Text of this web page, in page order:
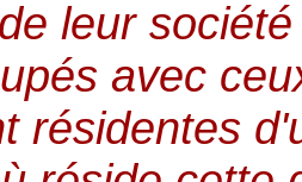
leur
avec
résidentes